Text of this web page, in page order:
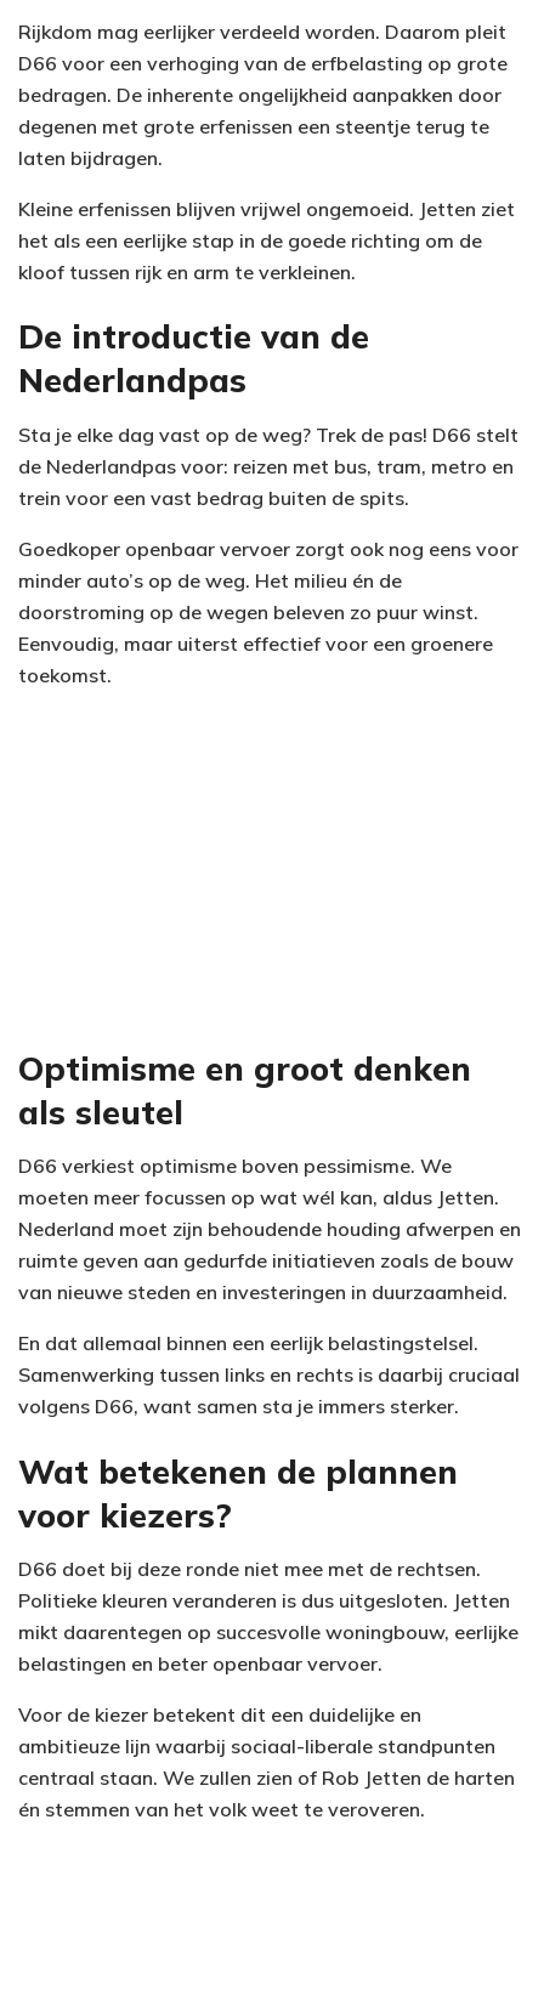
Rijkdom mag eerlijker verdeeld worden. Daarom pleit
D66 voor een verhoging van de erfbelasting op grote
bedragen. De inherente ongelijkheid aanpakken door
degenen met grote erfenissen een steentje terug te
laten bijdragen.
Kleine erfenissen blijven vrijwel ongemoeid. Jetten ziet
het als een eerlijke stap in de goede richting om de
kloof tussen rijk en arm te verkleinen.
De introductie van de
Nederlandpas
Sta je elke dag vast op de weg? Trek de pas! D66 stelt
de Nederlandpas voor: reizen met bus, tram, metro en
trein voor een vast bedrag buiten de spits.
Goedkoper openbaar vervoer zorgt ook nog eens voor
minder auto’s op de weg. Het milieu én de
doorstroming op de wegen beleven zo puur winst.
Eenvoudig, maar uiterst effectief voor een groenere
toekomst.
Optimisme en groot denken
als sleutel
D66 verkiest optimisme boven pessimisme. We
moeten meer focussen op wat wél kan, aldus Jetten.
Nederland moet zijn behoudende houding afwerpen en
ruimte geven aan gedurfde initiatieven zoals de bouw
van nieuwe steden en investeringen in duurzaamheid.
En dat allemaal binnen een eerlijk belastingstelsel.
Samenwerking tussen links en rechts is daarbij cruciaal
volgens D66, want samen sta je immers sterker.
Wat betekenen de plannen
voor kiezers?
D66 doet bij deze ronde niet mee met de rechtsen.
Politieke kleuren veranderen is dus uitgesloten. Jetten
mikt daarentegen op succesvolle woningbouw, eerlijke
belastingen en beter openbaar vervoer.
Voor de kiezer betekent dit een duidelijke en
ambitieuze lijn waarbij sociaal-liberale standpunten
centraal staan. We zullen zien of Rob Jetten de harten
én stemmen van het volk weet te veroveren.